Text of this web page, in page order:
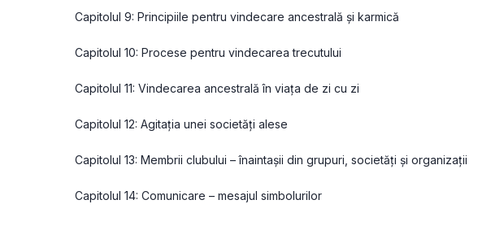
Capitolul 9: Principiile pentru vindecare ancestrală și karmică
Capitolul 10: Procese pentru vindecarea trecutului
Capitolul 11: Vindecarea ancestrală în viața de zi cu zi
Capitolul 12: Agitația unei societăți alese
Capitolul 13: Membrii clubului – înaintașii din grupuri, societăți și organizații
Capitolul 14: Comunicare – mesajul simbolurilor